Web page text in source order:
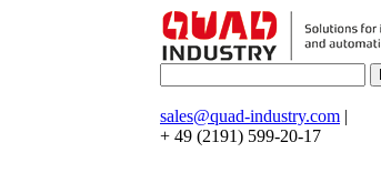
sales@quad-industry.com |
+ 49 (2191) 599-20-17